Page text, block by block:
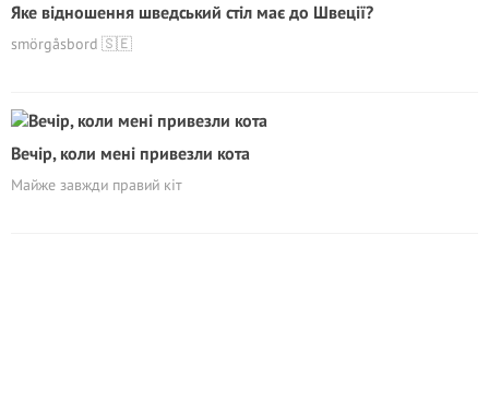
Яке відношення шведський стіл має до Швеції?
smörgåsbord 🇸🇪
Вечір, коли мені привезли кота
Майже завжди правий кіт